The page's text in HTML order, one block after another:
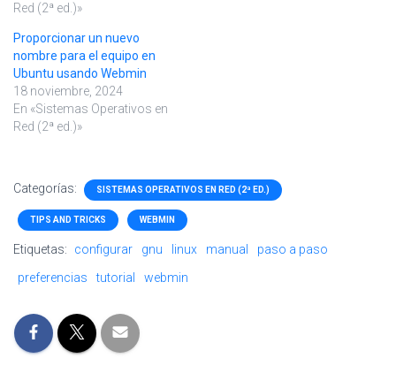
Red (2ª ed.)»
Proporcionar un nuevo
nombre para el equipo en
Ubuntu usando Webmin
18 noviembre, 2024
En «Sistemas Operativos en
Red (2ª ed.)»
Categorías: SISTEMAS OPERATIVOS EN RED (2ª ED.)
TIPS AND TRICKS WEBMIN
Etiquetas: configurar gnu linux manual
paso a paso
preferencias
tutorial webmin